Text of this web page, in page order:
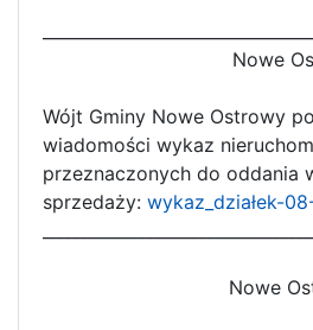
Nowe
Wójt Gminy Nowe Ostrowy
wiadomości wykaz
przeznaczonych do oddania
sprzedaży: wykaz_działek-
Nowe